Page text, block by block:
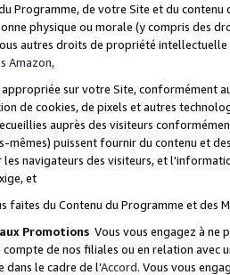
Programme, de votre Site et du
physique ou morale (y compris des
autres droits de propriété
Amazon,
sur votre Site, conformément
de cookies, de pixels et autres
auprès des visiteurs
mêmes) puissent fournir du contenu et
les navigateurs des visiteurs, et
et
du Contenu du Programme et des
Promotions Vous vous engagez à ne
de nos filiales ou en relation avec
dans le cadre de l’Accord. Vous vous